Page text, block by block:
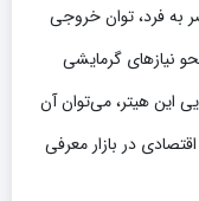
به فرد، توان خروجی
نیازهای گرمایشی
این هیتر، می‌توان آن
در بازار معرفی